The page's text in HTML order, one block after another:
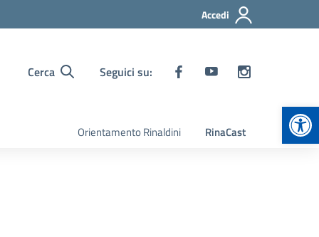
Accedi
Cerca Seguici su:
Orientamento Rinaldini RinaCast